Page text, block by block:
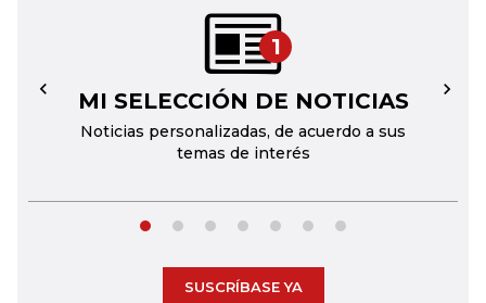
1
MI SELECCIÓN DE NOTICIAS
Noticias personalizadas, de acuerdo a sus
temas de interés
← →
SUSCRÍBASE YA